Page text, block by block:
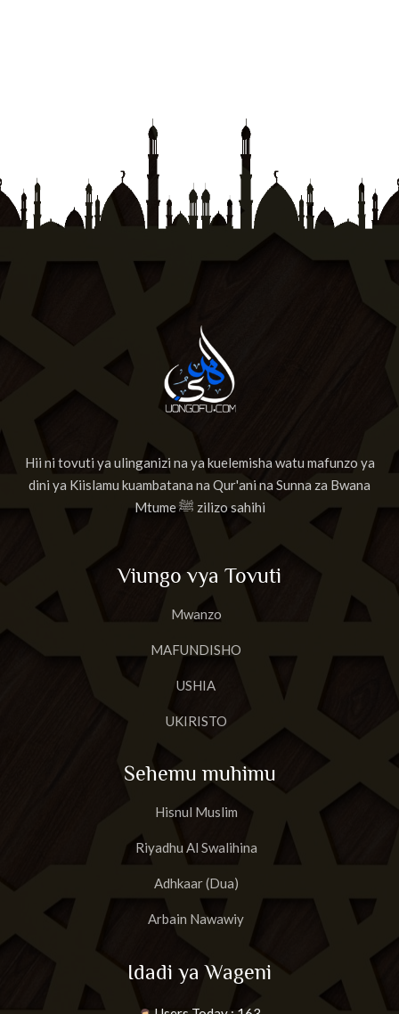
Hii ni tovuti ya ulinganizi na ya kuelemisha watu mafunzo ya
dini ya Kiislamu kuambatana na Qur'ani na Sunna za Bwana
Mtume ﷺ zilizo sahihi
Viungo vya Tovuti
Mwanzo
MAFUNDISHO
USHIA
UKIRISTO
Sehemu muhimu
Hisnul Muslim
Riyadhu Al Swalihina
Adhkaar (Dua)
Arbain Nawawiy
Idadi ya Wageni